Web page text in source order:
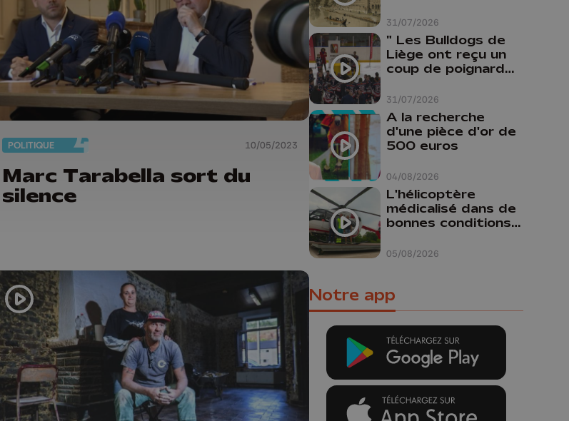
POLITIQUE 10/05/2023
Marc Tarabella sort du
silence
31/07/2026
31/07/2026
" Les Bulldogs de
Liège ont reçu un
coup de poignard
04/08/2026
A la recherche
d'une pièce d'or de
500 euros
05/08/2026
L'hélicoptère
médicalisé dans de
bonnes conditions à
Notre app